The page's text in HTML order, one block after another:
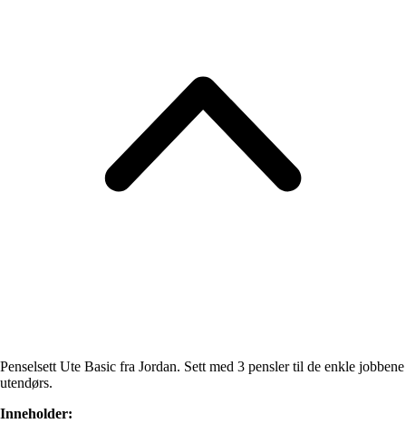
Penselsett Ute Basic fra Jordan. Sett med 3 pensler til de enkle jobbene
utendørs.
Inneholder: